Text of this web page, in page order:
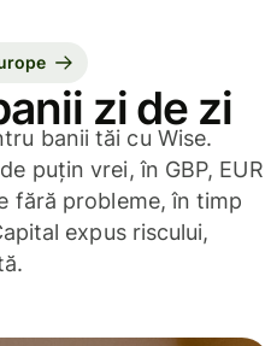
zi de zi
banii tăi cu Wise.
puțin vrei, în GBP, EUR
fără probleme, în timp
expus riscului,